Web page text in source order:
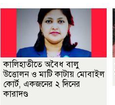
কালিহাতীতে অবৈধ বালু
উত্তোলন ও মাটি কাটায় মোবাইল
কোর্ট, একজনের ২ দিনের
কারাদণ্ড